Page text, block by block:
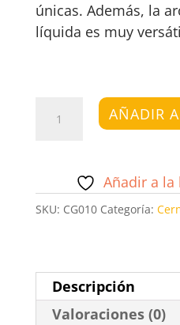
únicas. Además, la
líquida es muy
cantidad
AÑADIR
Añadir a la
SKU: CG010 Categoría:
Descripción
Valoraciones (0)